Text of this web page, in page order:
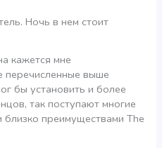
Ночь в нем стоит
кажется мне
перечисленные выше
бы установить и более
так поступают многие
преимуществами The